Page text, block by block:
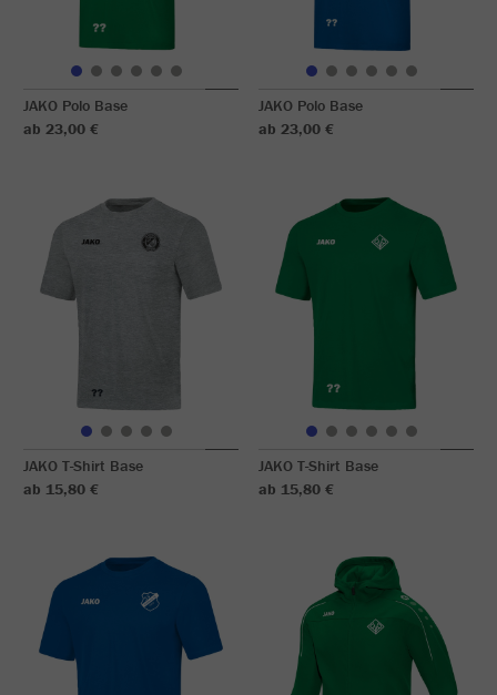
JAKO Polo Base
ab 23,00 €
JAKO Polo Base
ab 23,00 €
JAKO T-Shirt Base
ab 15,80 €
JAKO T-Shirt Base
ab 15,80 €